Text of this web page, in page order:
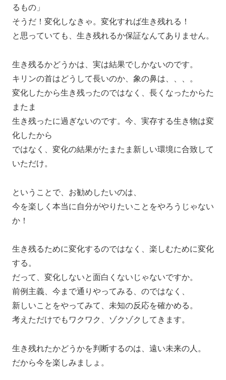
るもの」
そうだ！変化しなきゃ。変化すれば生き残れる！
と思っていても、生き残れるか保証なんてありません。
生き残るかどうかは、実は結果でしかないのです。
キリンの首はどうして長いのか、象の鼻は、、、。
変化したから生き残ったのではなく、長くなったからた
またま
生き残ったに過ぎないのです。今、実存する生き物は変
化したから
ではなく、変化の結果がたまたま新しい環境に合致して
いただけ。
ということで、お勧めしたいのは、
今を楽しく本当に自分がやりたいことをやろうじゃない
か！
生き残るために変化するのではなく、楽しむために変化
する。
だって、変化しないと面白くないじゃないですか。
前例主義、今まで通りやってみる、のではなく、
新しいことをやってみて、未知の反応を確かめる。
考えただけでもワクワク、ゾクゾクしてきます。
生き残れたかどうかを判断するのは、遠い未来の人。
だから今を楽しみましょ。